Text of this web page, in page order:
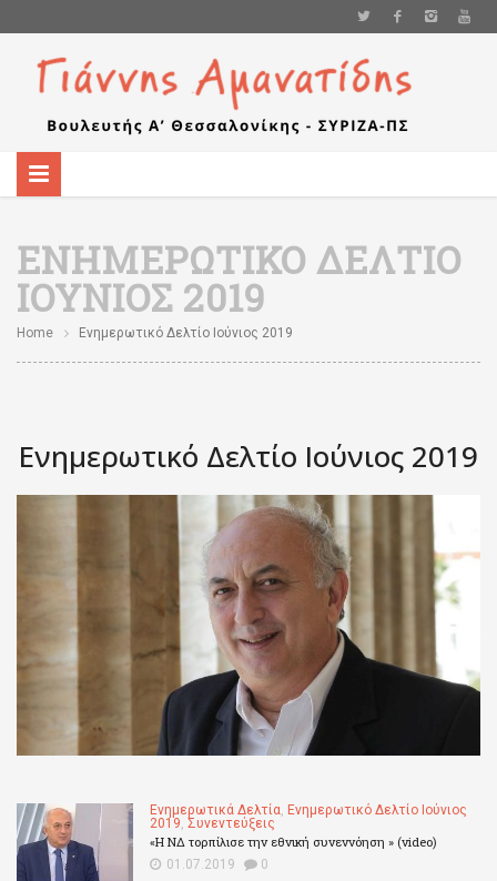
ΕΝΗΜΕΡΩΤΙΚΌ ΔΕΛΤΊΟ
ΙΟΎΝΙΟΣ 2019
Home Ενημερωτικό Δελτίο Ιούνιος 2019
Ενημερωτικό Δελτίο Ιούνιος 2019
Ενημερωτικά Δελτία, Ενημερωτικό Δελτίο Ιούνιος
2019, Συνεντεύξεις
«Η ΝΔ τορπίλισε την εθνική συνεννόηση » (video)
01.07.2019 0